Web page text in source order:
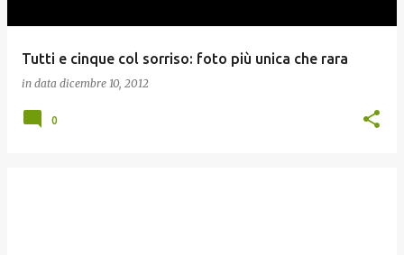
Tutti e cinque col sorriso: foto più unica che rara
in data dicembre 10, 2012
0